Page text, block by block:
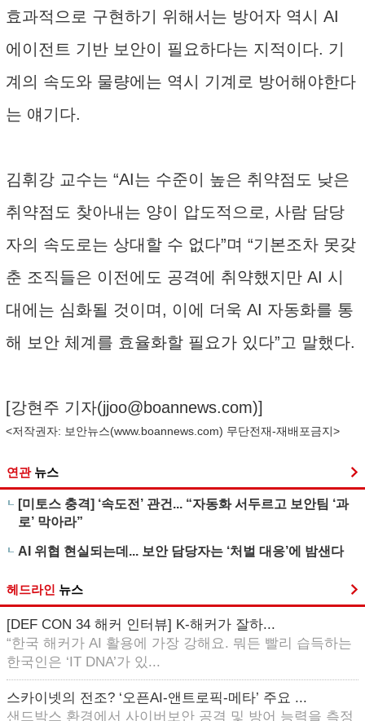
효과적으로 구현하기 위해서는 방어자 역시 AI
에이전트 기반 보안이 필요하다는 지적이다. 기
계의 속도와 물량에는 역시 기계로 방어해야한다
는 얘기다.
김휘강 교수는 “AI는 수준이 높은 취약점도 낮은
취약점도 찾아내는 양이 압도적으로, 사람 담당
자의 속도로는 상대할 수 없다”며 “기본조차 못갖
춘 조직들은 이전에도 공격에 취약했지만 AI 시
대에는 심화될 것이며, 이에 더욱 AI 자동화를 통
해 보안 체계를 효율화할 필요가 있다”고 말했다.
[강현주 기자(jjoo@boannews.com)]
<저작권자: 보안뉴스(www.boannews.com) 무단전재-재배포금지>
연관 뉴스
[미토스 충격] ‘속도전’ 관건... “자동화 서두르고 보안팀 ‘과
로’ 막아라”
AI 위협 현실되는데... 보안 담당자는 ‘처벌 대응’에 밤샌다
헤드라인 뉴스
[DEF CON 34 해커 인터뷰] K-해커가 잘하...
“한국 해커가 AI 활용에 가장 강해요. 뭐든 빨리 습득하는
한국인은 ‘IT DNA’가 있...
스카이넷의 전조? ‘오픈AI-앤트로픽-메타’ 주요 ...
샌드박스 환경에서 사이버보안 공격 및 방어 능력을 측정